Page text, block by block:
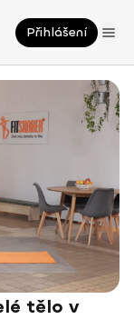
Přihlášení
tělo v